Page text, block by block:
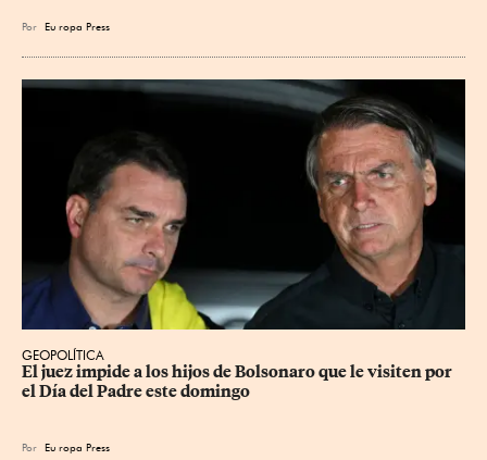
Por Eu ropa Press
GEOPOLÍTICA
El juez impide a los hijos de Bolsonaro que le visiten por
el Día del Padre este domingo
Por Eu ropa Press